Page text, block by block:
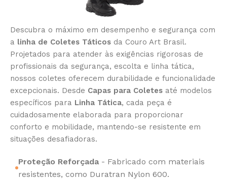
Descubra o máximo em desempenho e segurança com
a linha de Coletes Táticos da Couro Art Brasil.
Projetados para atender às exigências rigorosas de
profissionais da segurança, escolta e linha tática,
nossos coletes oferecem durabilidade e funcionalidade
excepcionais. Desde Capas para Coletes até modelos
específicos para Linha Tática, cada peça é
cuidadosamente elaborada para proporcionar
conforto e mobilidade, mantendo-se resistente em
situações desafiadoras.
Proteção Reforçada - Fabricado com materiais
resistentes, como Duratran Nylon 600.